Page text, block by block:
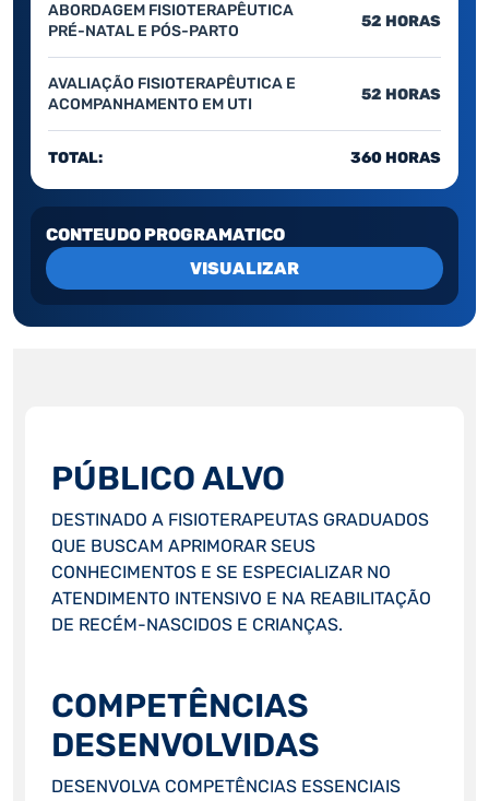
ABORDAGEM FISIOTERAPÊUTICA
PRÉ-NATAL E PÓS-PARTO
52 HORAS
AVALIAÇÃO FISIOTERAPÊUTICA E
ACOMPANHAMENTO EM UTI
52 HORAS
TOTAL: 360 HORAS
CONTEUDO PROGRAMATICO
VISUALIZAR
PÚBLICO ALVO
DESTINADO A FISIOTERAPEUTAS GRADUADOS
QUE BUSCAM APRIMORAR SEUS
CONHECIMENTOS E SE ESPECIALIZAR NO
ATENDIMENTO INTENSIVO E NA REABILITAÇÃO
DE RECÉM-NASCIDOS E CRIANÇAS.
COMPETÊNCIAS
DESENVOLVIDAS
DESENVOLVA COMPETÊNCIAS ESSENCIAIS